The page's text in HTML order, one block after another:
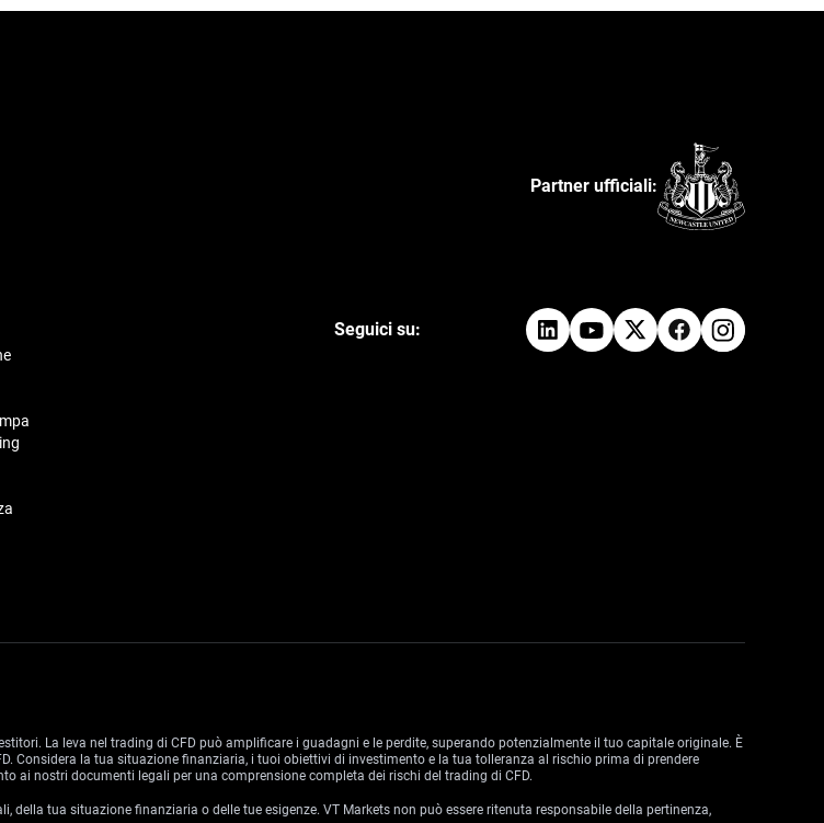
Partner ufficiali:
Seguici su:
La leva nel trading di CFD può amplificare i guadagni e le perdite, superando potenzialmente il tuo capitale originale. È
Considera la tua situazione finanziaria, i tuoi obiettivi di investimento e la tua tolleranza al rischio prima di prendere
ai nostri documenti legali per una comprensione completa dei rischi del trading di CFD.
tua situazione finanziaria o delle tue esigenze. VT Markets non può essere ritenuta responsabile della pertinenza,